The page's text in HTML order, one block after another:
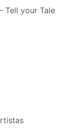
Tell your Tale